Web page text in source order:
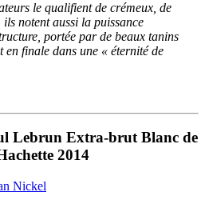
le qualifient de crémeux, de
notent aussi la puissance
portée par de beaux tanins
en finale dans une « éternité de
Lebrun Extra-brut Blanc de
2014
Nickel